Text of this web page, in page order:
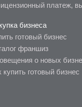
платеж,
бизнеса
готовый бизнес
франшиз
о новых
купить готовый бизнес